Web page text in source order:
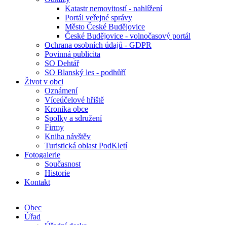
Katastr nemovitostí - nahlížení
Portál veřejné správy
Město České Budějovice
České Budějovice - volnočasový portál
Ochrana osobních údajů - GDPR
Povinná publicita
SO Dehtář
SO Blanský les - podhůří
Život v obci
Oznámení
Víceúčelové hřiště
Kronika obce
Spolky a sdružení
Firmy
Kniha návštěv
Turistická oblast PodKletí
Fotogalerie
Současnost
Historie
Kontakt
Obec
Úřad